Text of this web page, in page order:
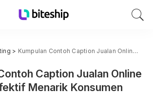
> Kumpulan Contoh Caption Jualan Online yang Efektif Menarik Konsumen
Caption Jualan Online
Menarik Konsumen